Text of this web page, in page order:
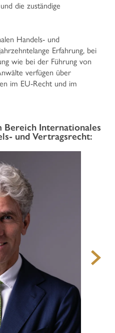
CHANCEN
Handels- und
und Wettbewerbsrecht
Herkunftsangaben
die zuständige
Handels- und
Erfahrung, bei
wie bei der Führung von
verfügen über
im EU-Recht und im
Bereich Internationales
und Vertragsrecht: